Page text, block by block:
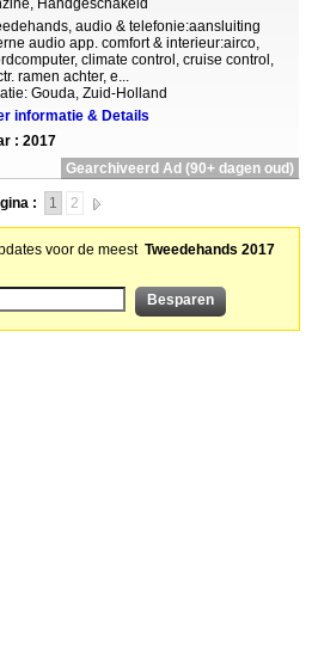
Handgeschakeld
audio & telefonie:aansluiting
audio app. comfort & interieur:airco,
climate control, cruise control,
ramen achter, e...
Gouda, Zuid-Holland
informatie & Details
: 2017
Gearchiveerd Ad (90+ dagen oud)
: 1 2
voor de meest Tweedehands 2017